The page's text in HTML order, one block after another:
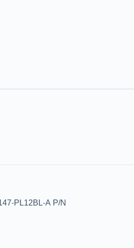
PL12BL-A P/N